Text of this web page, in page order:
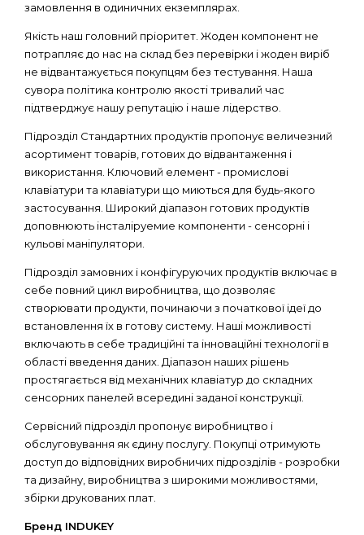
замовлення в одиничних екземплярах.
Якість наш головний пріоритет. Жоден компонент не
потрапляє до нас на склад без перевірки і жоден виріб
не відвантажується покупцям без тестування. Наша
сувора політика контролю якості тривалий час
підтверджує нашу репутацію і наше лідерство.
Підрозділ Стандартних продуктів пропонує величезний
асортимент товарів, готових до відвантаження і
використання. Ключовий елемент - промислові
клавіатури та клавіатури що миються для будь-якого
застосування. Широкий діапазон готових продуктів
доповнюють інсталіруемие компоненти - сенсорні і
кульові маніпулятори.
Підрозділ замовних і конфігуруючих продуктів включає в
себе повний цикл виробництва, що дозволяє
створювати продукти, починаючи з початкової ідеї до
встановлення їх в готову систему. Наші можливості
включають в себе традиційні та інноваційні технології в
області введення даних. Діапазон наших рішень
простягається від механічних клавіатур до складних
сенсорних панелей всередині заданої конструкції.
Сервісний підрозділ пропонує виробництво і
обслуговування як єдину послугу. Покупці отримують
доступ до відповідних виробничих підрозділів - розробки
та дизайну, виробництва з широкими можливостями,
збірки друкованих плат.
Бренд INDUKEY